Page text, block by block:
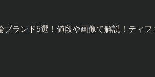
ブランド5選！値段や画像で解説！ティフ